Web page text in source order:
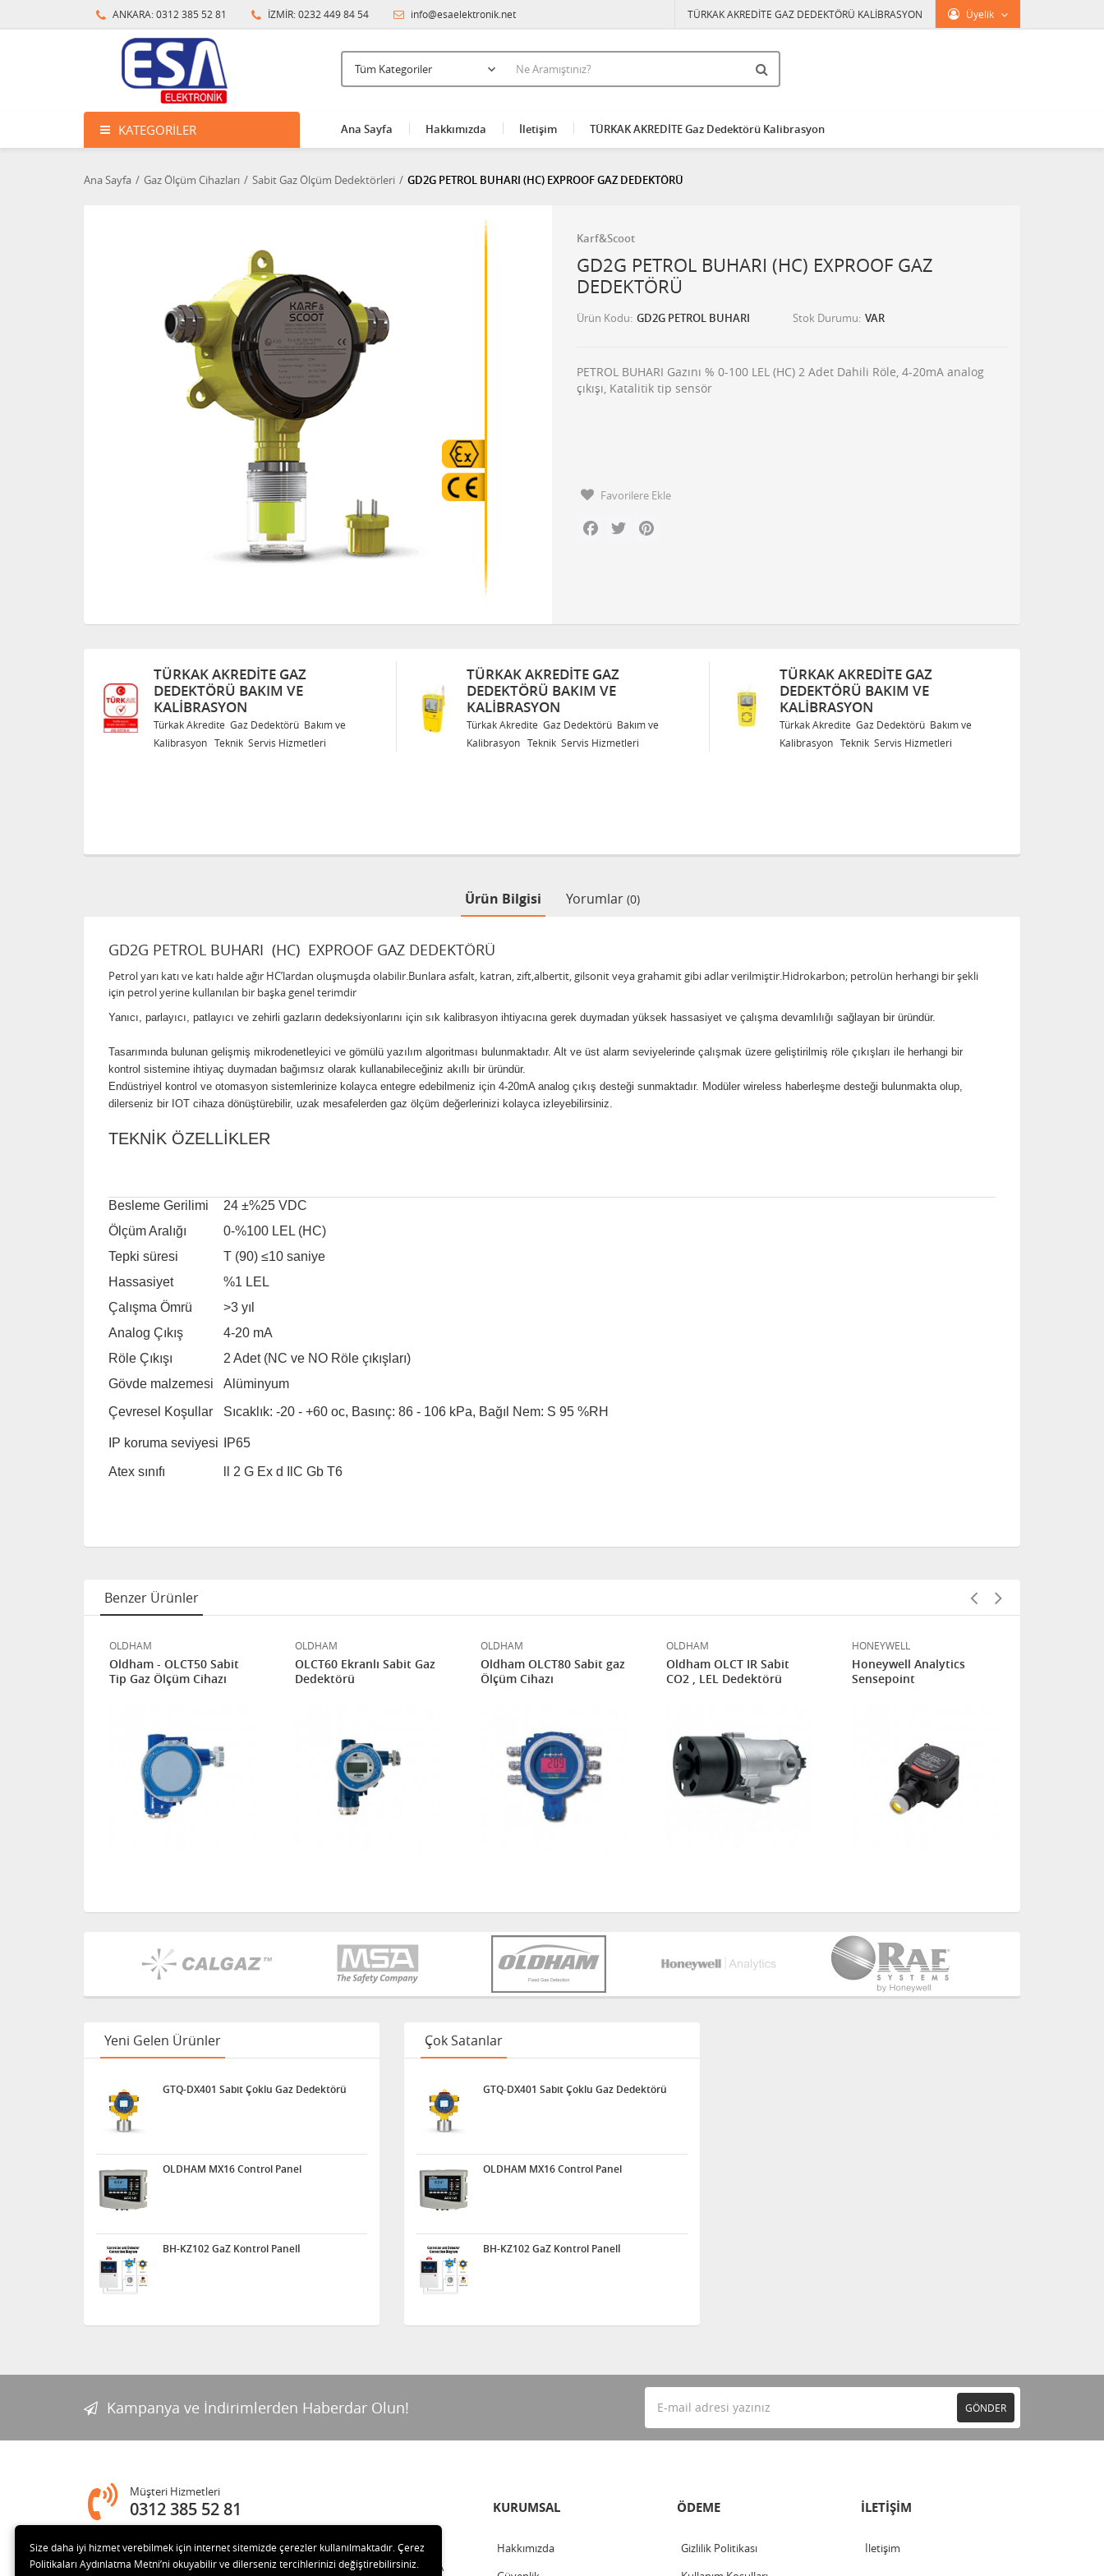
ANKARA: 0312 385 52 81 İZMİR: 0232 449 84 54 info@esaelektronik.net Üyelik
TÜRKAK AKREDİTE GAZ DEDEKTÖRÜ KALİBRASYON
KATEGORILER Ana Sayfa Hakkımızda İletişim TÜRKAK AKREDİTE Gaz Dedektörü Kalibrasyon
Ana Sayfa Gaz Ölçüm Cihazları Sabit Gaz Ölçüm Dedektörleri GD2G PETROL BUHARI (HC) EXPROOF GAZ DEDEKTÖRÜ
Karf&Scoot
GD2G PETROL BUHARI (HC) EXPROOF GAZ
DEDEKTÖRÜ
Ürün Kodu GD2G PETROL BUHARI Stok Durumu VAR
PETROL BUHARI Gazını % 0-100 LEL (HC) 2 Adet Dahili Röle, 4-20mA analog
çıkışı, Katalitik tip sensör
Favorilere Ekle
Facebook
Twitter
TÜRKAK AKREDITE GAZ
DEDEKTÖRÜ BAKIM VE
KALIBRASYON
Türkak Akredite Gaz Dedektörü Bakım ve
Kalibrasyon Teknik Servis Hizmetleri
TÜRKAK AKREDITE GAZ
DEDEKTÖRÜ BAKIM VE
KALIBRASYON
Türkak Akredite Gaz Dedektörü Bakım ve
Kalibrasyon Teknik Servis Hizmetleri
TÜRKAK AKREDITE GAZ
DEDEKTÖRÜ BAKIM VE
KALIBRASYON
Türkak Akredite Gaz Dedektörü Bakım ve
Kalibrasyon Teknik Servis Hizmetleri
Ürün Bilgisi Yorumlar (0)
GD2G PETROL BUHARI (HC) EXPROOF GAZ DEDEKTÖRÜ
Petrol yarı katı ve katı halde ağır HC’lardan oluşmuşda olabilir.Bunlara asfalt, katran, zift,albertit, gilsonit veya grahamit gibi adlar verilmiştir.Hidrokarbon; petrolün herhangi bir şekli
için petrol yerine kullanılan bir başka genel terimdir
Yanıcı, parlayıcı, patlayıcı ve zehirli gazların dedeksiyonlarını için sık kalibrasyon ihtiyacına gerek duymadan yüksek hassasiyet ve çalışma devamlılığı sağlayan bir üründür.
Tasarımında bulunan gelişmiş mikrodenetleyici ve gömülü yazılım algoritması bulunmaktadır. Alt ve üst alarm seviyelerinde çalışmak üzere geliştirilmiş röle çıkışları ile herhangi bir
kontrol sistemine ihtiyaç duymadan bağımsız olarak kullanabileceğiniz akıllı bir üründür.
Endüstriyel kontrol ve otomasyon sistemlerinize kolayca entegre edebilmeniz için 4-20mA analog çıkış desteği sunmaktadır. Modüler wireless haberleşme desteği bulunmakta olup,
dilerseniz bir IOT cihaza dönüştürebilir, uzak mesafelerden gaz ölçüm değerlerinizi kolayca izleyebilirsiniz.
TEKNİK ÖZELLİKLER
Besleme Gerilimi
24 ±%25 VDC
Ölçüm Aralığı
0-%100 LEL (HC)
Tepki süresi
T (90) ≤10 saniye
Hassasiyet
%1 LEL
Çalışma Ömrü
>3 yıl
Analog Çıkış
4-20 mA
Röle Çıkışı
2 Adet (NC ve NO Röle çıkışları)
Gövde malzemesi
Alüminyum
Çevresel Koşullar
Sıcaklık: -20 - +60 oc, Basınç: 86 - 106 kPa, Bağıl Nem: S 95 %RH
IP koruma seviyesi IP65
Atex sınıfı ll 2 G Ex d IlC Gb T6
Benzer Ürünler
OLDHAM
Oldham - OLCT50 Sabit
Tip Gaz Ölçüm Cihazı
OLDHAM
OLCT60 Ekranlı Sabit Gaz
Dedektörü
OLDHAM
Oldham OLCT80 Sabit gaz
Ölçüm Cihazı
OLDHAM
Oldham OLCT IR Sabit
CO2 , LEL Dedektörü
HONEYWELL
Honeywell Analytics
Sensepoint
Yeni Gelen Ürünler
GTQ-DX401 Sabit Çoklu Gaz Dedektörü
OLDHAM MX16 Control Panel
BH-KZ102 GaZ Kontrol Panelİ
Çok Satanlar
GTQ-DX401 Sabit Çoklu Gaz Dedektörü
OLDHAM MX16 Control Panel
BH-KZ102 GaZ Kontrol Panelİ
Kampanya ve İndirimlerden Haberdar Olun! GÖNDER
Müşteri Hizmetleri
0312 385 52 81
Adres
Melih Gökçek Bulvarı Ada Plaza No:80-8 İVEDİK OSB Yenimahalle - ANKARA
KURUMSAL
Hakkımızda
ÖDEME
Gizlilik Politikası
İLETİŞİM
İletişim
Size daha iyi hizmet verebilmek için internet sitemizde çerezler kullanılmaktadır. Çerez
Politikaları Aydınlatma Metni’ni okuyabilir ve dilerseniz tercihlerinizi değiştirebilirsiniz.